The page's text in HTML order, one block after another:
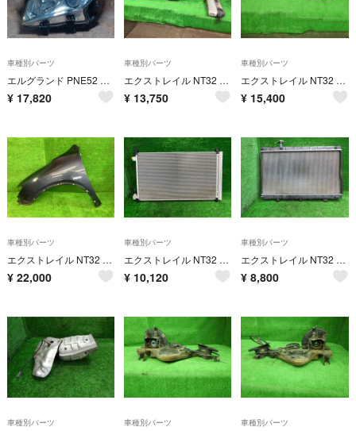
車種別パーツ
エルグランド PNE52 左ヘッドランプ・ヘッドライト 350ハイウェイスター コイト 100-23009 26060-1JB1A
¥ 17,820
車種別パーツ
エクストレイル NT32 リアマフラー・メインマフラー 20XT エマージェンシー 4WD 5人 20100-4CE0A RAQ
¥ 13,750
車種別パーツ
エクストレイル NT32 ステアリングギアボックス 20XT エマージェンシー 4WD 5人 4BG0A 48001-4BG0A RAQ
¥ 15,400
車種別パーツ
エクストレイル NT32 左フロントフェンダー 20XT エマージェンシー 4WD 5人 F3101-4CCMA RAQ
¥ 22,000
車種別パーツ
エクストレイル NT32 コンデンサー 20XT エマージェンシー 4WD 5人 92100-5HA0E 92100-5HA0A RAQ
¥ 10,120
車種別パーツ
エクストレイル NT32 ラジエーター 20XT エマージェンシー 4WD 5人 カルソニックカンセイ 160607 21410-4BB0B RAQ
¥ 8,800
車種別パーツ 車種別パーツ 車種別パーツ